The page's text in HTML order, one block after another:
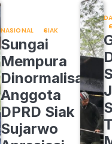
NASIONAL SIAK
Sungai
Mempura
Dinormalisasi,
Anggota
DPRD Siak
Sujarwo